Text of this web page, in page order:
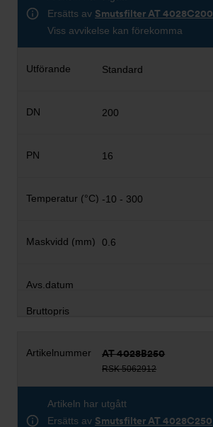
Ersätts av Smutsfilter AT 4028C200
Viss avvikelse kan förekomma
Standard
200
16
-10 - 300
0.6
AT 4028B250
RSK 5062912
Artikeln har utgått
Ersätts av Smutsfilter AT 4028C250